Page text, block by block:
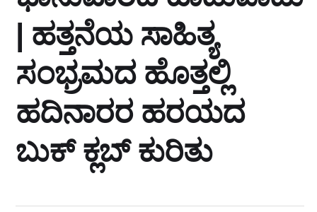
| ಹತ್ತನೆಯ ಸಾಹಿತ್ಯ
ಸಂಭ್ರಮದ ಹೊತ್ತಲ್ಲಿ
ಹದಿನಾರರ ಹರಯದ
ಬುಕ್ ಕ್ಲಬ್ ಕುರಿತು